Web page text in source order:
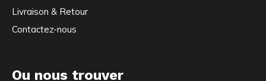
Livraison & Retour
Contactez-nous
Ou nous trouver